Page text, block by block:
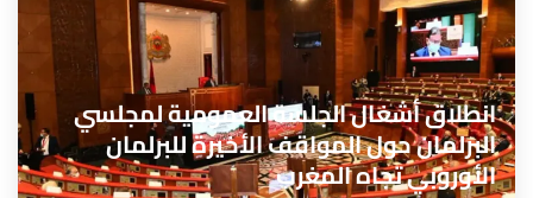
انطلاق أشغال الجلسة العمومية لمجلسي
البرلمان حول المواقف الأخيرة للبرلمان
الأوروبي تجاه المغرب